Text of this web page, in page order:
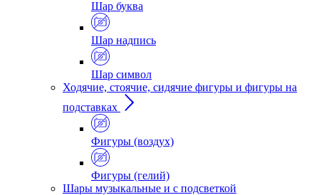
Шар буква
Шар надпись
Шар символ
Ходячие, стоячие, сидячие фигуры и фигуры на
подставках
Фигуры (воздух)
Фигуры (гелий)
Шары музыкальные и с подсветкой